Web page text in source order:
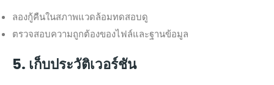
ลองกู้คืนในสภาพแวดล้อมทดสอบดู
ตรวจสอบความถูกต้องของไฟล์และฐานข้อมูล
5. เก็บประวัติเวอร์ชัน